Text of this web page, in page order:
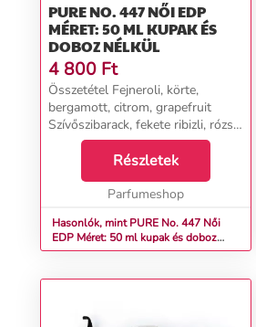
PURE NO. 447 NŐI EDP
MÉRET: 50 ML KUPAK ÉS
DOBOZ NÉLKÜL
4 800 Ft
Összetétel Fejneroli, körte,
bergamott, citrom, grapefruit
Szívőszibarack, fekete ribizli, rózsa,
narancsvirág, madagaszkári jázmin
Alappacsuli, cédrus, pézsma,
kasmírfa...
Részletek
Parfumeshop
Hasonlók, mint PURE No. 447 Női
EDP Méret: 50 ml kupak és doboz
nélkül